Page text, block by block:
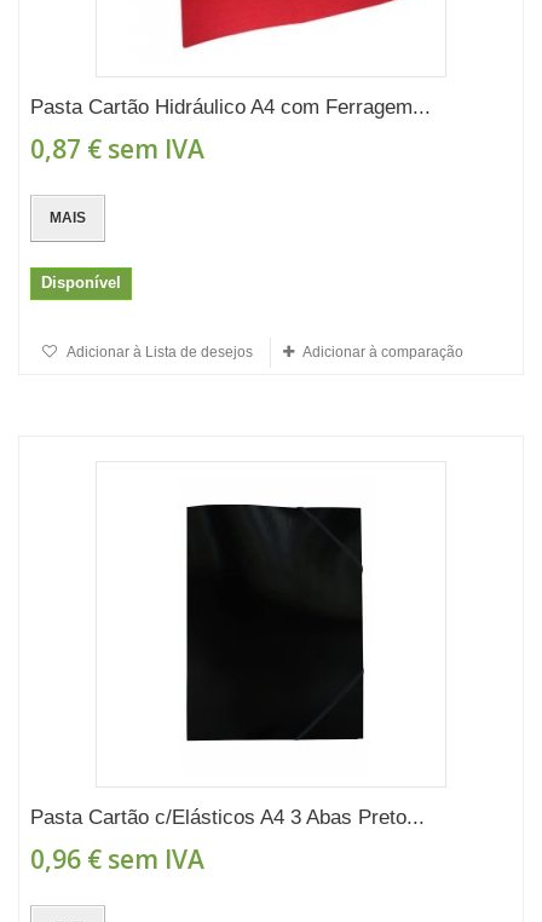
Pasta Cartão Hidráulico A4 com Ferragem...
0,87 € sem IVA
MAIS
Disponível
Adicionar à Lista de desejos Adicionar à comparação
Pasta Cartão c/Elásticos A4 3 Abas Preto...
0,96 € sem IVA